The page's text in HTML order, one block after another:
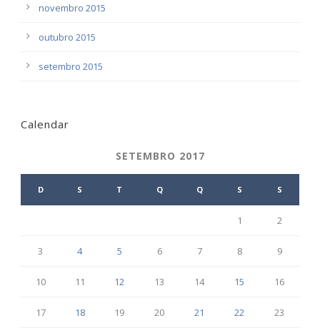
novembro 2015
outubro 2015
setembro 2015
Calendar
SETEMBRO 2017
D S T Q Q S S
1 2
3 4 5 6 7 8 9
10 11 12 13 14 15 16
17 18 19 20 21 22 23